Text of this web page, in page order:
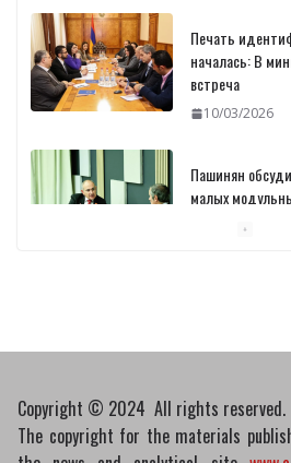
Печать
началась: В
встреча
10/03/2026
Пашинян
малых
10/03/2026
Copyright © 2024 All rights reserved.
The copyright for the materials